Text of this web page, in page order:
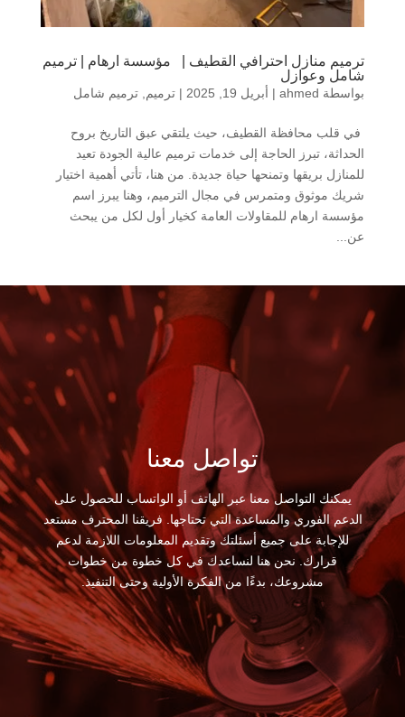
ترميم منازل احترافي القطيف | مؤسسة ارهام | ترميم
شامل وعوازل
بواسطة ahmed
| أبريل 19, 2025 | ترميم ترميم شامل
في قلب محافظة القطيف، حيث يلتقي عبق التاريخ بروح
الحداثة، تبرز الحاجة إلى خدمات ترميم عالية الجودة تعيد
للمنازل بريقها وتمنحها حياة جديدة. من هنا، تأتي أهمية اختيار
شريك موثوق ومتمرس في مجال الترميم، وهنا يبرز اسم
مؤسسة ارهام للمقاولات العامة كخيار أول لكل من يبحث
عن...
تواصل معنا
يمكنك التواصل معنا عبر الهاتف أو الواتساب للحصول على
الدعم الفوري والمساعدة التي تحتاجها. فريقنا المحترف مستعد
للإجابة على جميع أسئلتك وتقديم المعلومات اللازمة لدعم
قرارك. نحن هنا لنساعدك في كل خطوة من خطوات
مشروعك، بدءًا من الفكرة الأولية وحتى التنفيذ.